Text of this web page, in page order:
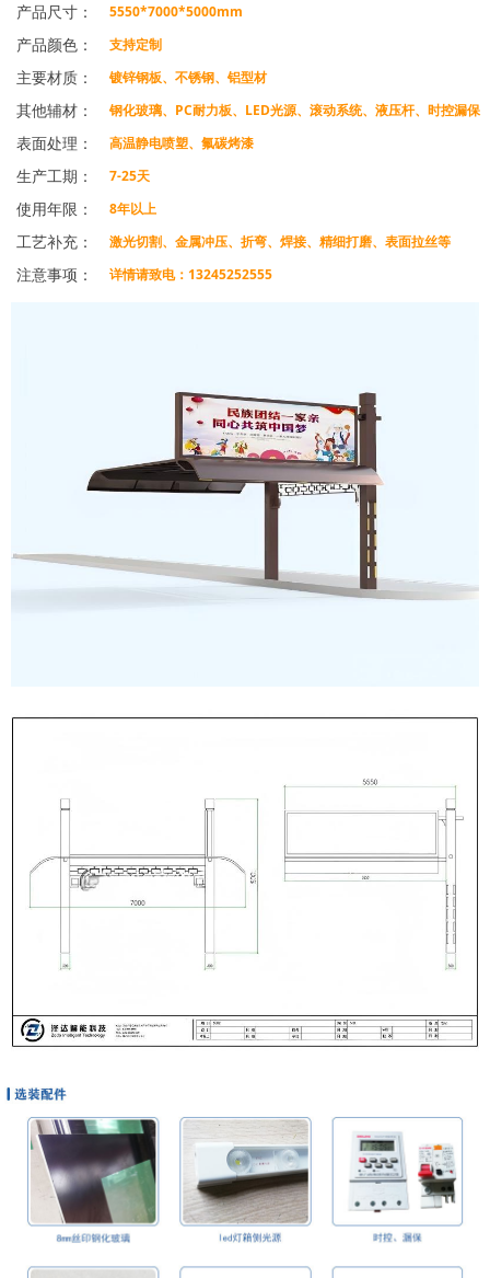
产品尺寸： 5550*7000*5000mm
产品颜色： 支持定制
主要材质： 镀锌钢板、不锈钢、铝型材
其他辅材：
钢化玻璃、PC耐力板、LED光源、滚动系统、液压杆、时控漏保
等
表面处理： 高温静电喷塑、氟碳烤漆
生产工期： 7-25天
使用年限： 8年以上
工艺补充： 激光切割、金属冲压、折弯、焊接、精细打磨、表面拉丝等
注意事项： 详情请致电：13245252555